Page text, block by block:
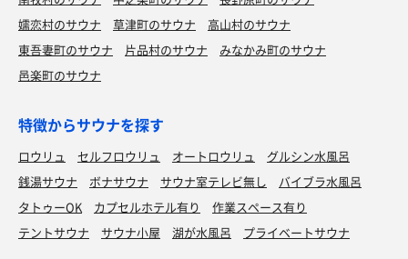
嬬恋村のサウナ
草津町のサウナ
高山村のサウナ
東吾妻町のサウナ
片品村のサウナ
みなかみ町のサウナ
邑楽町のサウナ
特徴からサウナを探す
ロウリュ セルフロウリュ オートロウリュ
グルシン水風呂
銭湯サウナ
ボナサウナ サウナ室テレビ無し
バイブラ水風呂
タトゥーOK
カプセルホテル有り
作業スペース有り
テントサウナ
サウナ小屋 湖が水風呂 プライベートサウナ